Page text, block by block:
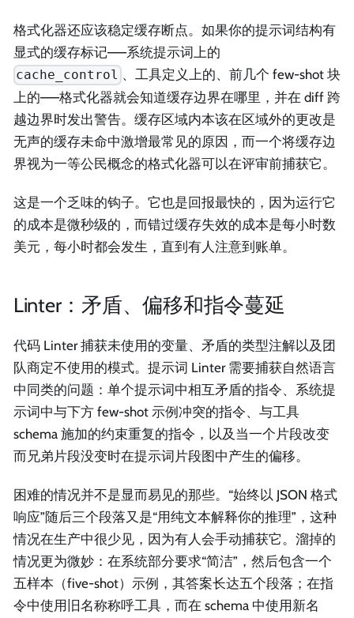
格式化器还应该稳定缓存断点。如果你的提示词结构有
显式的缓存标记——系统提示词上的
cache_control 、工具定义上的、前几个 few-shot 块
上的——格式化器就会知道缓存边界在哪里，并在 diff 跨
越边界时发出警告。缓存区域内本该在区域外的更改是
无声的缓存未命中激增最常见的原因，而一个将缓存边
界视为一等公民概念的格式化器可以在评审前捕获它。
这是一个乏味的钩子。它也是回报最快的，因为运行它
的成本是微秒级的，而错过缓存失效的成本是每小时数
美元，每小时都会发生，直到有人注意到账单。
Linter：矛盾、偏移和指令蔓延
代码 Linter 捕获未使用的变量、矛盾的类型注解以及团
队商定不使用的模式。提示词 Linter 需要捕获自然语言
中同类的问题：单个提示词中相互矛盾的指令、系统提
示词中与下方 few-shot 示例冲突的指令、与工具
schema 施加的约束重复的指令，以及当一个片段改变
而兄弟片段没变时在提示词片段图中产生的偏移。
困难的情况并不是显而易见的那些。“始终以 JSON 格式
响应”随后三个段落又是“用纯文本解释你的推理”，这种
情况在生产中很少见，因为有人会手动捕获它。溜掉的
情况更为微妙：在系统部分要求“简洁”，然后包含一个
五样本（five-shot）示例，其答案长达五个段落；在指
令中使用旧名称称呼工具，而在 schema 中使用新名